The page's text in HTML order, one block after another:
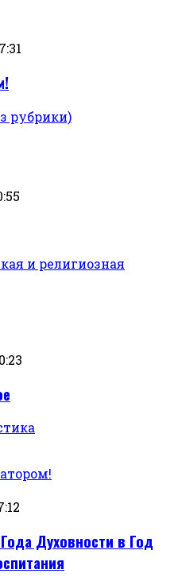
рубрики)
и религиозная
Духовности в Год